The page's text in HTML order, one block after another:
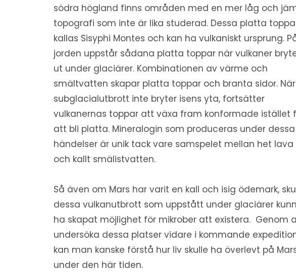
södra högland finns områden med en mer låg och
topografi som inte är lika studerad. Dessa platta
kallas Sisyphi Montes och kan ha vulkaniskt ursprung.
jorden uppstår sådana platta toppar när vulkaner
ut under glaciärer. Kombinationen av värme och
smältvatten skapar platta toppar och branta sidor. När
subglacialutbrott inte bryter isens yta, fortsätter
vulkanernas toppar att växa fram konformade istället
att bli platta. Mineralogin som produceras under dessa
händelser är unik tack vare samspelet mellan het lava
och kallt smälistvatten.
Så även om Mars har varit en kall och isig ödemark,
dessa vulkanutbrott som uppstått under glaciärer
ha skapat möjlighet för mikrober att existera. Genom
undersöka dessa platser vidare i kommande
kan man kanske förstå hur liv skulle ha överlevt på
under den här tiden.